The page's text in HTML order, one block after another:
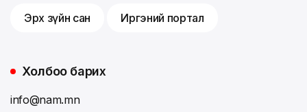
Эрх зүйн сан Иргэний портал
Холбоо барих
info@nam.mn